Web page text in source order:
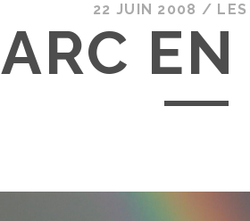
22 JUIN 2008 /
ARC